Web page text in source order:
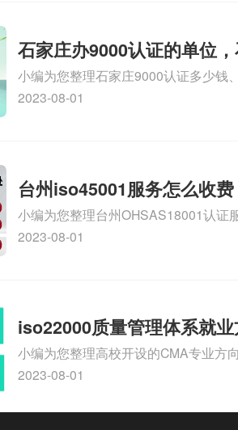
石家庄办9000认证的单位
小编为您整理石家庄9000认证多少钱
9000认证大概多少钱、石家庄9000认
2023-08-01
台州iso45001服务怎么收
么收费
小编为您整理台州OHSAS18001认证
认证，哪个咨询公司服务好、台州CE
2023-08-01
iso22000质量管理体系就
方向
小编为您整理高校开设的CMA专业方
就业方向有哪些、国际质量认证专业
文！
2023-08-01